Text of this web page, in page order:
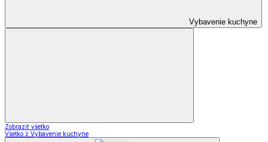
Vybavenie kuchyne
Zobraziť všetko
Všetko z Vybavenie kuchyne